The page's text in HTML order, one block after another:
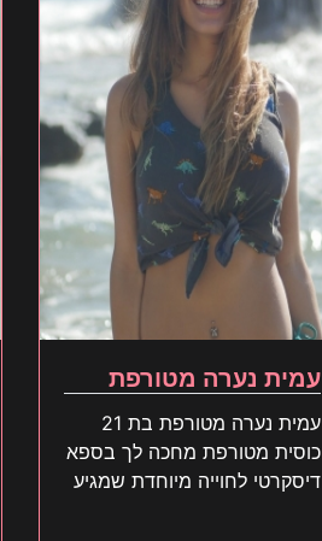
עמית נערה מטורפת
עמית נערה מטורפת בת 21
כוסית מטורפת מחכה לך בספא
דיסקרטי לחוייה מיוחדת שמגיע